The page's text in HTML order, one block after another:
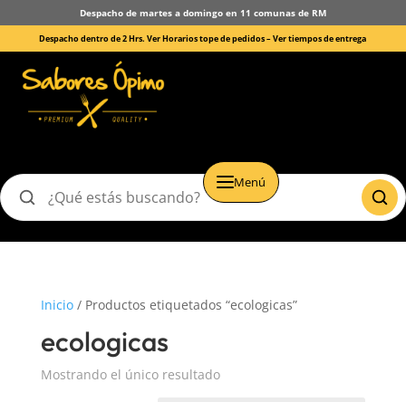
Despacho de martes a domingo en 11 comunas de RM
Despacho dentro de 2 Hrs. Ver Horarios tope de pedidos –Ver tiempos de entrega
Menú
Buscar
Inicio/ Productos etiquetados “ecologicas”
ecologicas
Mostrando el único resultado